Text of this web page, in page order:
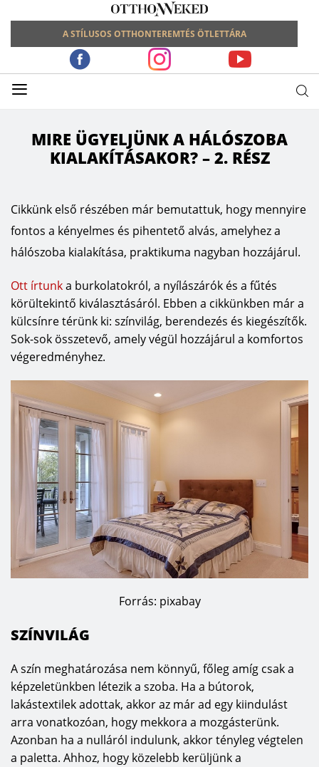
A STÍLUSOS OTTHONTEREMTÉS ÖTLETTÁRA
≡
MIRE ÜGYELJÜNK A HÁLÓSZOBA
KIALAKÍTÁSAKOR? – 2. RÉSZ
Cikkünk első részében már bemutattuk, hogy mennyire
fontos a kényelmes és pihentető alvás, amelyhez a
hálószoba kialakítása, praktikuma nagyban hozzájárul.
Ott írtunka burkolatokról, a nyílászárók és a fűtés
körültekintő kiválasztásáról. Ebben a cikkünkben már a
külcsínre térünk ki: színvilág, berendezés és kiegészítők.
Sok-sok összetevő, amely végül hozzájárul a komfortos
végeredményhez.
Forrás: pixabay
SZÍNVILÁG
A szín meghatározása nem könnyű, főleg amíg csak a
képzeletünkben létezik a szoba. Ha a bútorok,
lakástextilek adottak, akkor az már ad egy kiindulást
arra vonatkozóan, hogy mekkora a mozgásterünk.
Azonban ha a nulláról indulunk, akkor tényleg végtelen
a paletta. Ahhoz, hogy közelebb kerüljünk a